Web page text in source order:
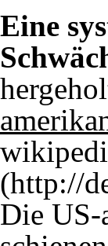
Eine
Die US-